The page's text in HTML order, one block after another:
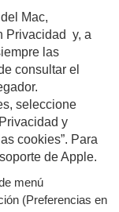
Mac,
Privacidad y, a
las
consultar el
seleccione
y
cookies”. Para
de Apple.
menú
(Preferencias en